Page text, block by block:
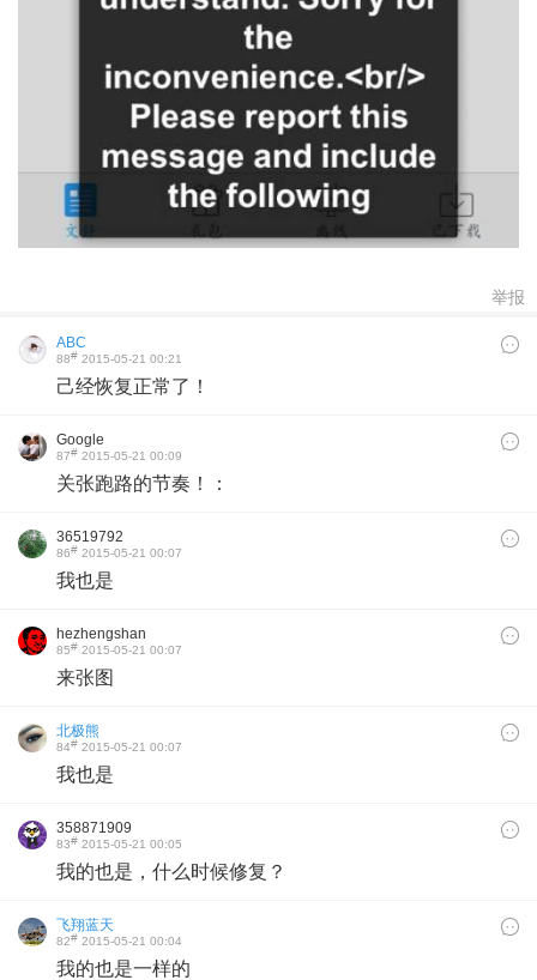
举报
ABC
88# 2015-05-21 00:21
己经恢复正常了！
Google
87# 2015-05-21 00:09
关张跑路的节奏！：
36519792
86# 2015-05-21 00:07
我也是
hezhengshan
85# 2015-05-21 00:07
来张图
北极熊
84# 2015-05-21 00:07
我也是
358871909
83# 2015-05-21 00:05
我的也是，什么时候修复？
飞翔蓝天
82# 2015-05-21 00:04
我的也是一样的